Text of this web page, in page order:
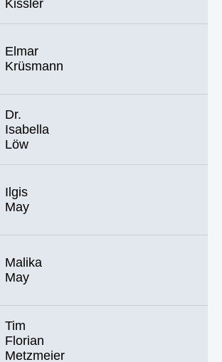
Kissler
Elmar
Krüsmann
Dr.
Isabella
Löw
Ilgis
May
Malika
May
Tim
Florian
Metzmeier